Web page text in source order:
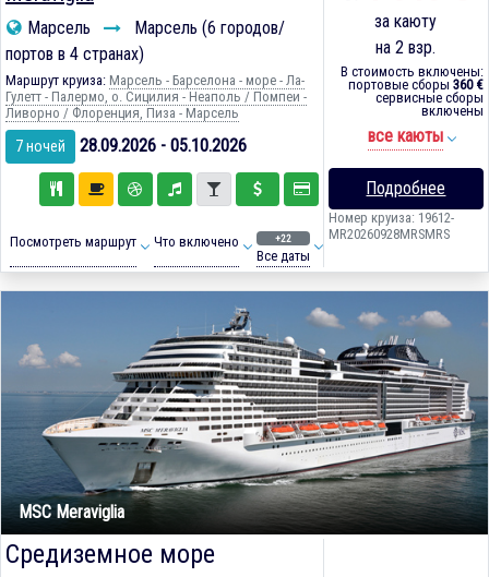
Марсель
Марсель (6 городов/
портов в 4 странах)
Маршрут круиза: Марсель - Барселона - море - Ла-
Гулетт - Палермо, о. Сицилия - Неаполь / Помпеи -
Ливорно / Флоренция, Пиза - Марсель
7 ночей 28.09.2026 - 05.10.2026
Посмотреть маршрут Что включено +22
Все даты
за каюту
на 2 взр.
В стоимость включены:
портовые сборы 360 €
сервисные сборы
включены
все каюты
Подробнее
Номер круиза: 19612-
MR20260928MRSMRS
MSC Meraviglia
Средиземное море